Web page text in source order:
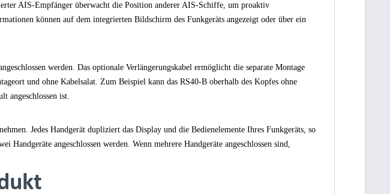
AIS-Empfänger überwacht die Position anderer AIS-Schiffe, um proaktiv
können auf dem integrierten Bildschirm des Funkgeräts angezeigt oder über ein
werden. Das optionale Verlängerungskabel ermöglicht die separate Montage
und ohne Kabelsalat. Zum Beispiel kann das RS40-B oberhalb des Kopfes ohne
angeschlossen ist.
Jedes Handgerät dupliziert das Display und die Bedienelemente Ihres Funkgeräts, so
angeschlossen werden. Wenn mehrere Handgeräte angeschlossen sind,